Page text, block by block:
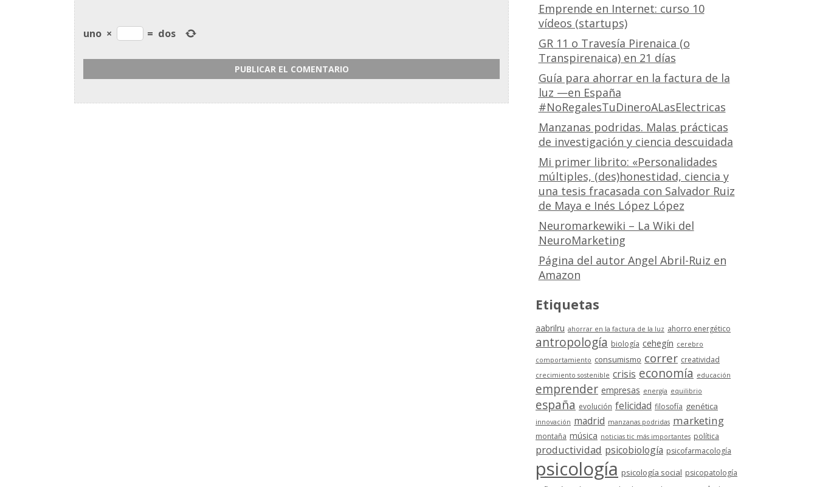
uno × = dos
Emprende en Internet: curso 10
vídeos (startups)
GR 11 o Travesía Pirenaica (o
Transpirenaica) en 21 días
Guía para ahorrar en la factura de la
luz —en España
#NoRegalesTuDineroALasElectricas
Manzanas podridas. Malas prácticas
de investigación y ciencia descuidada
Mi primer librito: «Personalidades
múltiples, (des)honestidad, ciencia y
una tesis fracasada con Salvador Ruiz
de Maya e Inés López López
Neuromarkewiki – La Wiki del
NeuroMarketing
Página del autor Angel Abril-Ruiz en
Amazon
Etiquetas
aabrilru ahorrar en la factura de la luz ahorro energético
antropología biología cehegín cerebro
comportamiento consumismo correr creatividad
crecimiento sostenible crisis economía educación
emprender empresas energía equilibrio
españa evolución felicidad filosofía genética
innovación madrid manzanas podridas marketing
montaña música noticias tic más importantes política
productividad psicobiología psicofarmacología
psicología psicología social psicopatología